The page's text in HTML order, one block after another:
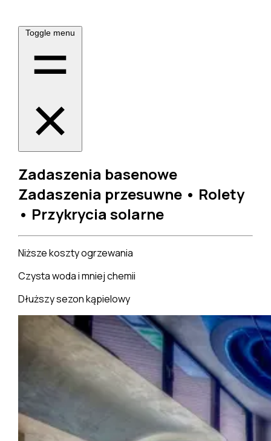
Toggle menu
Zadaszenia basenowe
Zadaszenia przesuwne • Rolety
• Przykrycia solarne
Niższe koszty ogrzewania
Czysta woda i mniej chemii
Dłuższy sezon kąpielowy